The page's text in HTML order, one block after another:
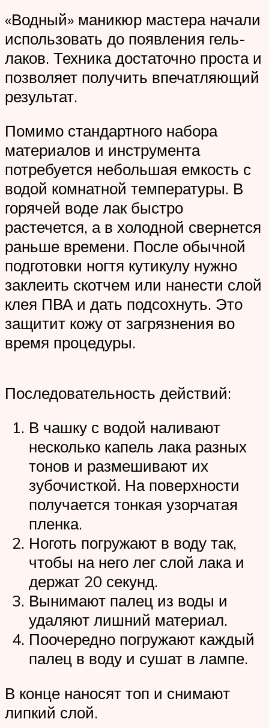
«Водный» маникюр мастера начали
использовать до появления гель-
лаков. Техника достаточно проста и
позволяет получить впечатляющий
результат.
Помимо стандартного набора
материалов и инструмента
потребуется небольшая емкость с
водой комнатной температуры. В
горячей воде лак быстро
растечется, а в холодной свернется
раньше времени. После обычной
подготовки ногтя кутикулу нужно
заклеить скотчем или нанести слой
клея ПВА и дать подсохнуть. Это
защитит кожу от загрязнения во
время процедуры.
Последовательность действий:
В чашку с водой наливают
несколько капель лака разных
тонов и размешивают их
зубочисткой. На поверхности
получается тонкая узорчатая
пленка.
Ноготь погружают в воду так,
чтобы на него лег слой лака и
держат 20 секунд.
Вынимают палец из воды и
удаляют лишний материал.
Поочередно погружают каждый
палец в воду и сушат в лампе.
В конце наносят топ и снимают
липкий слой.